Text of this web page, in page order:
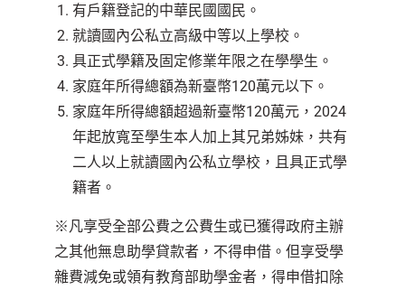
有戶籍登記的中華民國國民。
就讀國內公私立高級中等以上學校。
具正式學籍及固定修業年限之在學學生。
家庭年所得總額為新臺幣120萬元以下。
家庭年所得總額超過新臺幣120萬元，2024
年起放寬至學生本人加上其兄弟姊妹，共有
二人以上就讀國內公私立學校，且具正式學
籍者。
※凡享受全部公費之公費生或已獲得政府主辦
之其他無息助學貸款者，不得申借。但享受學
雜費減免或領有教育部助學金者，得申借扣除